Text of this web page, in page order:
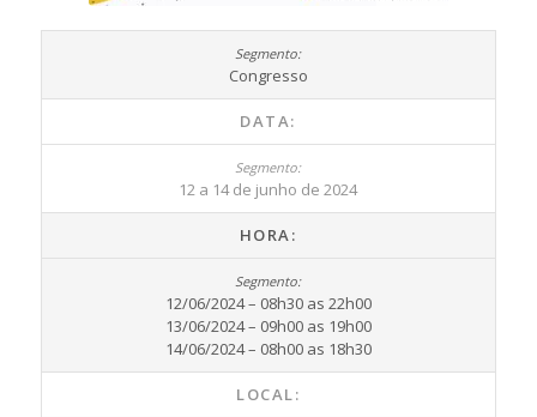
Congresso
DATA:
12 a 14 de junho de 2024
HORA:
12/06/2024 – 08h30 as 22h00
13/06/2024 – 09h00 as 19h00
14/06/2024 – 08h00 as 18h30
LOCAL: